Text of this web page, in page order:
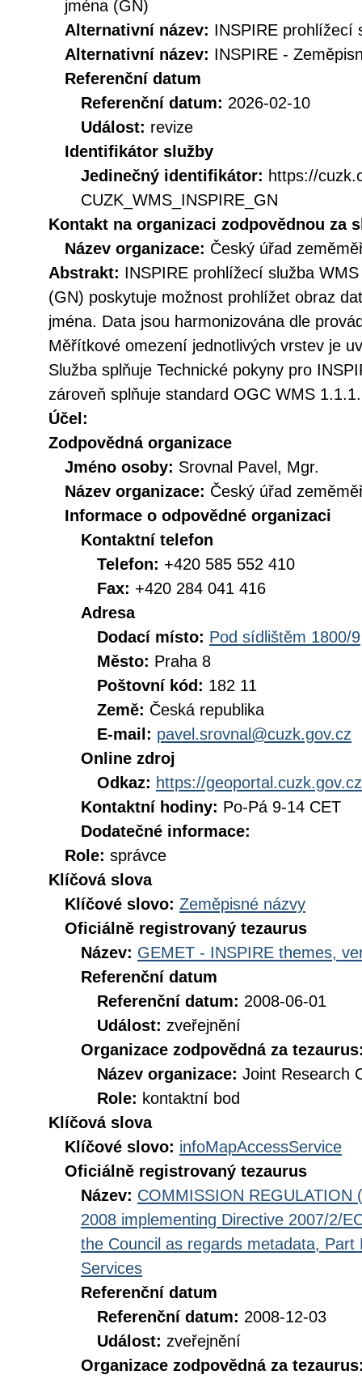
jména (GN)
Alternativní název: INSPIRE prohlížecí
Alternativní název: INSPIRE -
Referenční datum
Referenční datum: 2026-02-10
Událost: revize
Identifikátor služby
Jedinečný identifikátor: https://
CUZK_WMS_INSPIRE_GN
Kontakt na organizaci zodpovědnou za
Název organizace: Český úřad
Abstrakt: INSPIRE prohlížecí služba
(GN) poskytuje možnost prohlížet obraz
jména. Data jsou harmonizována dle
Měřítkové omezení jednotlivých vrstev je
Služba splňuje Technické pokyny pro
zároveň splňuje standard OGC WMS
Účel:
Zodpovědná organizace
Jméno osoby: Srovnal Pavel, Mgr.
Název organizace: Český úřad
Informace o odpovědné organizaci
Kontaktní telefon
Telefon: +420 585 552 410
Fax: +420 284 041 416
Adresa
Dodací místo: Pod sídlištěm 1800/9
Město: Praha 8
Poštovní kód: 182 11
Země: Česká republika
E-mail: pavel.srovnal@cuzk.gov.cz
Online zdroj
Odkaz: https://geoportal.cuzk.gov.cz
Kontaktní hodiny: Po-Pá 9-14 CET
Dodatečné informace:
Role: správce
Klíčová slova
Klíčové slovo: Zeměpisné názvy
Oficiálně registrovaný tezaurus
Název: GEMET - INSPIRE themes,
Referenční datum
Referenční datum: 2008-06-01
Událost: zveřejnění
Organizace zodpovědná za
Název organizace: Joint Research
Role: kontaktní bod
Klíčová slova
Klíčové slovo: infoMapAccessService
Oficiálně registrovaný tezaurus
Název: COMMISSION REGULATION
2008 implementing Directive 2007/2/
the Council as regards metadata,
Services
Referenční datum
Referenční datum: 2008-12-03
Událost: zveřejnění
Organizace zodpovědná za